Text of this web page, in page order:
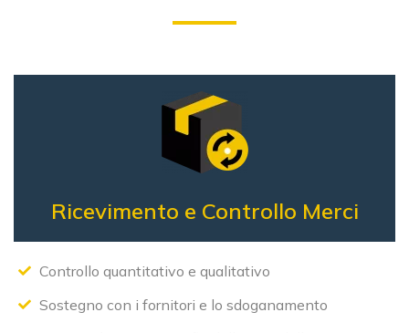
Ricevimento e Controllo Merci
Controllo quantitativo e qualitativo
Sostegno con i fornitori e lo sdoganamento